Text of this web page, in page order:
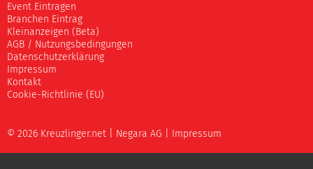
Event Eintragen
Branchen Eintrag
Kleinanzeigen (Beta)
AGB / Nutzungsbedingungen
Datenschutzerklärung
Impressum
Kontakt
Cookie-Richtlinie (EU)
© 2026 Kreuzlinger.net | Negara AG Impressum